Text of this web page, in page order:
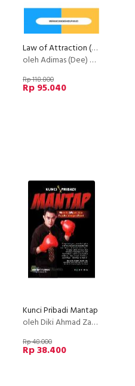
Law of Attraction (LOA) - Basic
oleh Adimas (Dee) Wirajayanagara (Lesmana)
Rp 118.800
Rp 95.040
Kunci Pribadi Mantap
oleh Diki Ahmad Zaman
Rp 48.000
Rp 38.400